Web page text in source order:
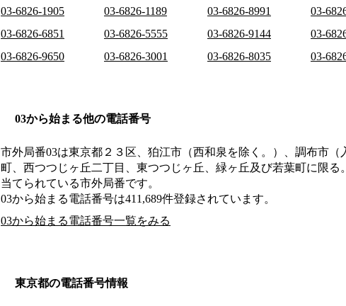
03-6826-1905
03-6826-1189 03-6826-8991 03-
03-6826-6851
03-6826-5555 03-6826-9144 03-
03-6826-9650
03-6826-3001 03-6826-8035 03-
03から始まる他の電話番号
市外局番03は東京都２３区、狛江市（西和泉を除く。）、調布市（
町、西つつじヶ丘二丁目、東つつじヶ丘、緑ヶ丘及び若葉町に限る
当てられている市外局番です。
03から始まる電話番号は411,689件登録されています。
03から始まる電話番号一覧をみる
東京都の電話番号情報